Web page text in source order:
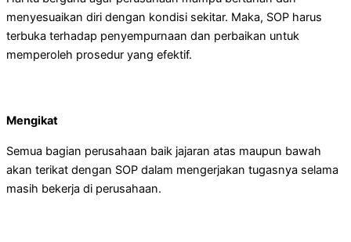
menyesuaikan diri dengan kondisi sekitar. Maka, SOP harus
terbuka terhadap penyempurnaan dan perbaikan untuk
memperoleh prosedur yang efektif.
Mengikat
Semua bagian perusahaan baik jajaran atas maupun bawah
akan terikat dengan SOP dalam mengerjakan tugasnya selama
masih bekerja di perusahaan.